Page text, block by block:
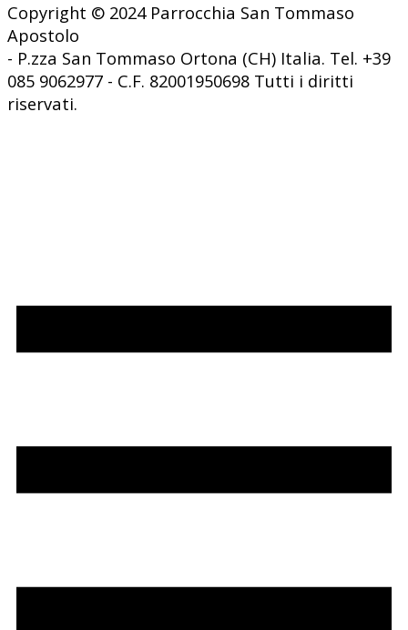
Copyright © 2024 Parrocchia San Tommaso
Apostolo
- P.zza San Tommaso Ortona (CH) Italia. Tel. +39
085 9062977 - C.F. 82001950698 Tutti i diritti
riservati.